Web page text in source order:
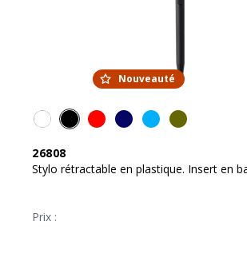
Nouveauté
26808
Stylo rétractable en plastique. Insert en
Prix :